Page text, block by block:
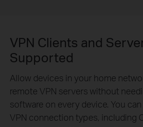
VPN Clients and
Supported
Allow devices in your home
remote VPN servers without
software on every device. You
VPN connection types, including